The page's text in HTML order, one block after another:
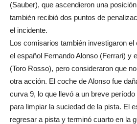
(Sauber), que ascendieron una
también recibió dos puntos de
el incidente.
Los comisarios también investigaron el
el español Fernando Alonso (Ferrari) y
(Toro Rosso), pero consideraron que
otra acción. El coche de Alonso fue
curva 9, lo que llevó a un breve
para limpiar la suciedad de la pista. El
regresar a pista y terminó cuarto en la